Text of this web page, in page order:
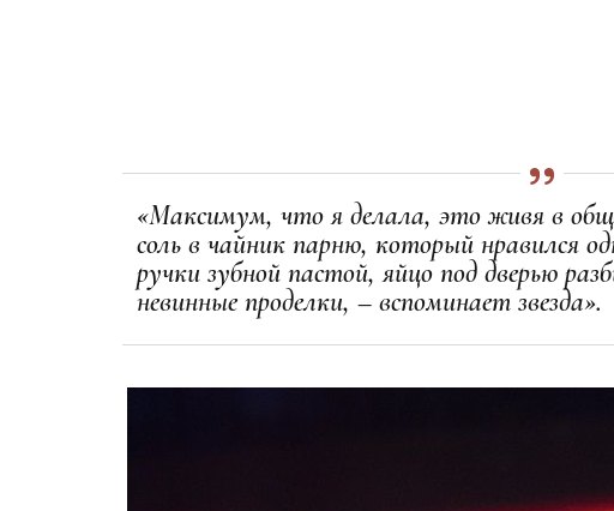
«Максимум, что я делала, это живя в
соль в чайник парню, который нравился
ручки зубной пастой, яйцо под дверью
невинные проделки, – вспоминает звезда».